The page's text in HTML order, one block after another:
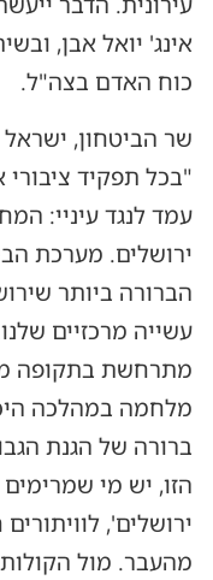
אינג' יואל אבן,
כוח האדם בצה"ל.
שר הביטחון,
"בכל תפקיד
עמד לנגד עיניי:
ירושלים. מערכת
הברורה ביותר
עשייה מרכזיים
מתרחשת בתקופה
מלחמה במהלכה
ברורה של הגנת
הזו, יש מי
ירושלים',
מהעבר. מול